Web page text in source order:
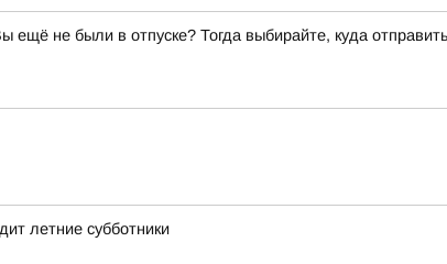
ещё не были в отпуске? Тогда выбирайте, куда
летние субботники